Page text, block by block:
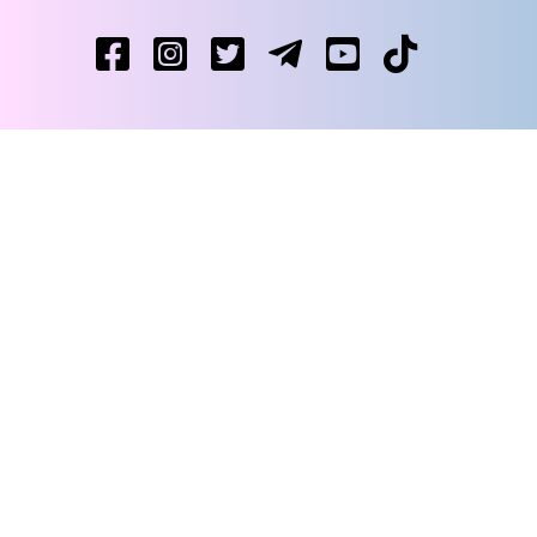
Уся правда про гіг-контракти — і ні слова
Стартує ІІІ Всеукраїнський молодіжний